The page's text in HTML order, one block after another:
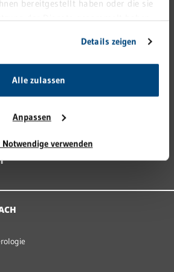
bereitgestellt haben oder die sie
Details zeigen
Alle zulassen
Anpassen
verwenden